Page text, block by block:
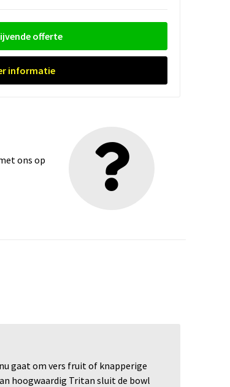
offerte
informatie
ons op
gaat om vers fruit of knapperige
hoogwaardig Tritan sluit de bowl